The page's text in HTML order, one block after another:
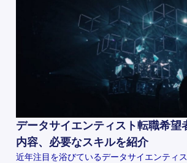
データサイエンティスト転職希望
内容、必要なスキルを紹介
近年注目を浴びているデータサイエンティ